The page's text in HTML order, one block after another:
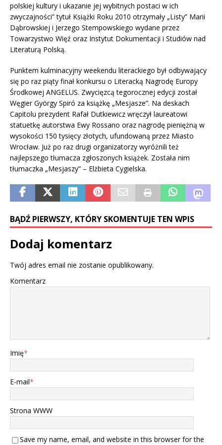
polskiej kultury i ukazanie jej wybitnych postaci w ich
zwyczajności” tytuł Książki Roku 2010 otrzymały „Listy” Marii
Dąbrowskiej i Jerzego Stempowskiego wydane przez
Towarzystwo Więź oraz Instytut Dokumentacji i Studiów nad
Literaturą Polską.
Punktem kulminacyjny weekendu literackiego był odbywający
się po raz piąty finał konkursu o Literacką Nagrodę Europy
Środkowej ANGELUS. Zwycięzcą tegorocznej edycji został
Węgier György Spiró za książkę „Mesjasze”. Na deskach
Capitolu prezydent Rafał Dutkiewicz wręczył laureatowi
statuetkę autorstwa Ewy Rossano oraz nagrodę pieniężną w
wysokości 150 tysięcy złotych, ufundowaną przez Miasto
Wrocław. Już po raz drugi organizatorzy wyróżnili też
najlepszego tłumacza zgłoszonych książek. Została nim
tłumaczka „Mesjaszy” – Elżbieta Cygielska.
BĄDŹ PIERWSZY, KTÓRY SKOMENTUJE TEN WPIS
Dodaj komentarz
Twój adres email nie zostanie opublikowany.
Komentarz
Imię*
E-mail*
Strona WWW
Save my name, email, and website in this browser for the